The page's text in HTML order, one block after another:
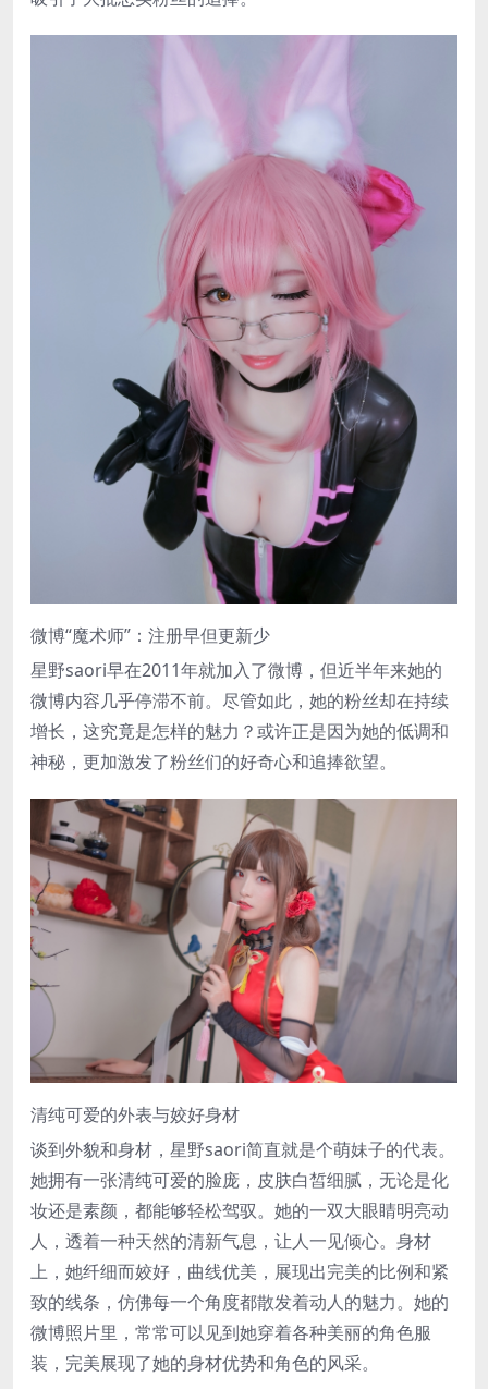
微博“魔术师”：注册早但更新少
星野saori早在2011年就加入了微博，但近半年来她的
微博内容几乎停滞不前。尽管如此，她的粉丝却在持续
增长，这究竟是怎样的魅力？或许正是因为她的低调和
神秘，更加激发了粉丝们的好奇心和追捧欲望。
清纯可爱的外表与姣好身材
谈到外貌和身材，星野saori简直就是个萌妹子的代表。
她拥有一张清纯可爱的脸庞，皮肤白皙细腻，无论是化
妆还是素颜，都能够轻松驾驭。她的一双大眼睛明亮动
人，透着一种天然的清新气息，让人一见倾心。身材
上，她纤细而姣好，曲线优美，展现出完美的比例和紧
致的线条，仿佛每一个角度都散发着动人的魅力。她的
微博照片里，常常可以见到她穿着各种美丽的角色服
装，完美展现了她的身材优势和角色的风采。